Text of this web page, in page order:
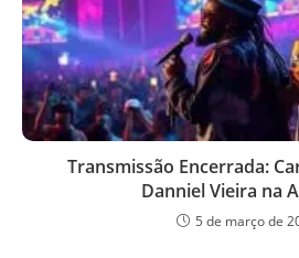
Transmissão Encerrada:
Danniel Vieira na
5 de março de